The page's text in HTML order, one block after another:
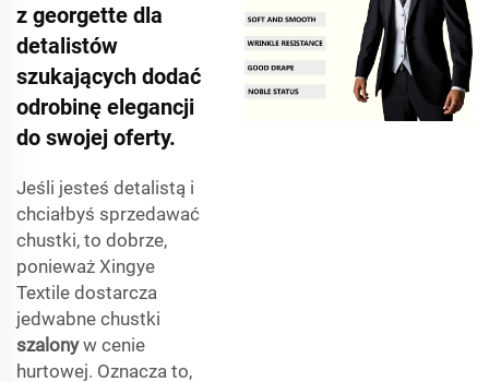
z georgette dla
detalistów
szukających dodać
odrobinę elegancji
do swojej oferty.
Jeśli jesteś detalistą i
chciałbyś sprzedawać
chustki, to dobrze,
ponieważ Xingye
Textile dostarcza
jedwabne chustki
szalonyw cenie
hurtowej. Oznacza to,